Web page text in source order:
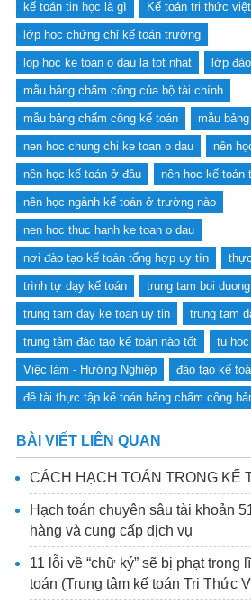
kế toán tin học là gì Kế toán tri thức việt
lớp học chứng chỉ kế toán trưởng
lop hoc ke toan o dau la tot nhat lớp
mẫu bảng chấm công của bộ tài chính
mẫu bảng chấm công kế toán mẫu
nen hoc chung chi ke toan o dau nên
nên học kế toán ở đâu nên học kế toán
nên học ngành kế toán ở trường nào
nen hoc thuc hanh ke toan o dau
nơi đào tạo kế toán tổng hợp uy tín
trình tự dạy kế toán trung tam boi
trung tam day ke toan uy tin trung tam
trung tâm đào tạo kế toán nào tốt tu
Việc làm - Hướng Nghiệp đào tạo kế
đề tài thực tập kế toán.bảng chấm công
BÀI VIẾT LIÊN QUAN
CÁCH HẠCH TOÁN TRONG KẾ
Hạch toán chuyên sâu tài khoản
hàng và cung cấp dịch vụ
11 lỗi về “chữ ký” sẽ bị phạt trong
toán (Trung tâm kế toán Tri Thức